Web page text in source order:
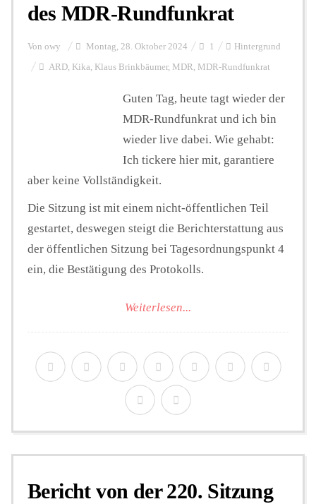
des MDR-Rundfunkrat
Von owy Montag, 28. Oktober 2024 1 Hintergrund
ARD, Kika, Klaus Brinkbäumer, MDR, MDR-Rundfunkrat
Guten Tag, heute tagt wieder der
MDR-Rundfunkrat und ich bin
wieder live dabei. Wie gehabt:
Ich tickere hier mit, garantiere
aber keine Vollständigkeit.
Die Sitzung ist mit einem nicht-öffentlichen Teil
gestartet, deswegen steigt die Berichterstattung aus
der öffentlichen Sitzung bei Tagesordnungspunkt 4
ein, die Bestätigung des Protokolls.
Weiterlesen...
Bericht von der 220. Sitzung